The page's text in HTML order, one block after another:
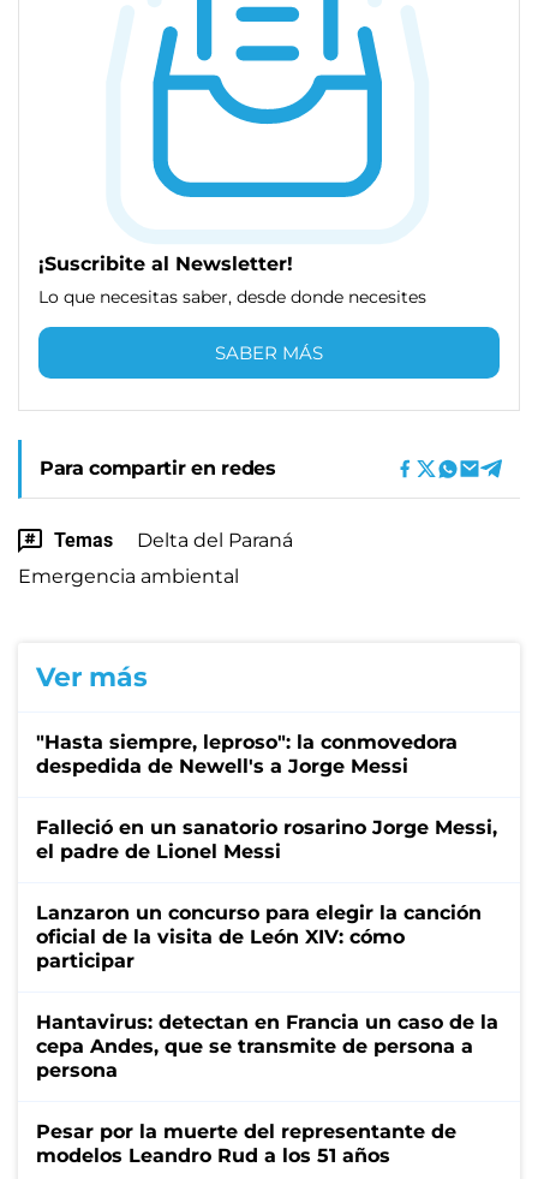
¡Suscribite al Newsletter!
Lo que necesitas saber, desde donde necesites
SABER MÁS
Para compartir en redes
Temas
Delta del Paraná
Emergencia ambiental
Ver más
"Hasta siempre, leproso": la conmovedora
despedida de Newell's a Jorge Messi
Falleció en un sanatorio rosarino Jorge Messi,
el padre de Lionel Messi
Lanzaron un concurso para elegir la canción
oficial de la visita de León XIV: cómo
participar
Hantavirus: detectan en Francia un caso de la
cepa Andes, que se transmite de persona a
persona
Pesar por la muerte del representante de
modelos Leandro Rud a los 51 años